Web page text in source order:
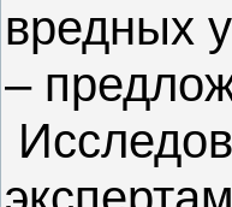
вредных
–